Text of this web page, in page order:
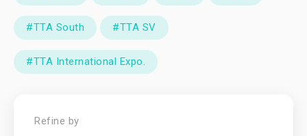
#TTA South #TTA SV
#TTA International Expo.
Refine by